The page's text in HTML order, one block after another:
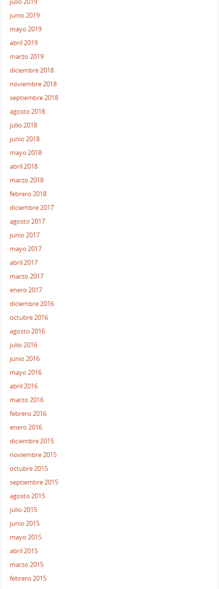
junio 2019
mayo 2019
abril 2019
marzo 2019
diciembre 2018
noviembre 2018
septiembre 2018
agosto 2018
julio 2018
junio 2018
mayo 2018
abril 2018
marzo 2018
febrero 2018
diciembre 2017
agosto 2017
junio 2017
mayo 2017
abril 2017
marzo 2017
enero 2017
diciembre 2016
octubre 2016
agosto 2016
julio 2016
junio 2016
mayo 2016
abril 2016
marzo 2016
febrero 2016
enero 2016
diciembre 2015
noviembre 2015
octubre 2015
septiembre 2015
agosto 2015
julio 2015
junio 2015
mayo 2015
abril 2015
marzo 2015
febrero 2015